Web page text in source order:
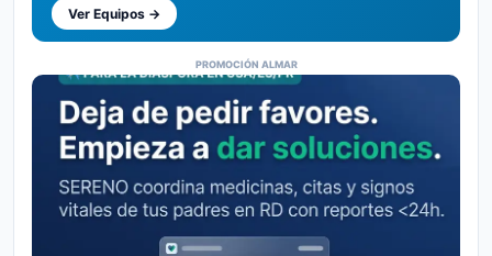
Ver Equipos →
PROMOCIÓN ALMAR